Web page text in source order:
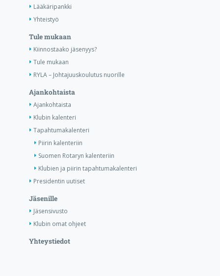
Lääkäripankki
Yhteistyö
Tule mukaan
Kiinnostaako jäsenyys?
Tule mukaan
RYLA – Johtajuuskoulutus nuorille
Ajankohtaista
Ajankohtaista
Klubin kalenteri
Tapahtumakalenteri
Piirin kalenteriin
Suomen Rotaryn kalenteriin
Klubien ja piirin tapahtumakalenteri
Presidentin uutiset
Jäsenille
Jäsensivusto
Klubin omat ohjeet
Yhteystiedot